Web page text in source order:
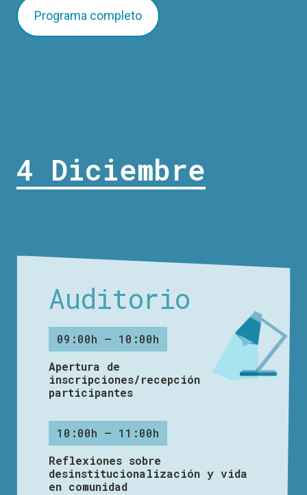
Programa completo
4 Diciembre
Auditorio
09:00h – 10:00h
Apertura de
inscripciones/recepción
participantes
10:00h – 11:00h
Reflexiones sobre
desinstitucionalización y vida
en comunidad